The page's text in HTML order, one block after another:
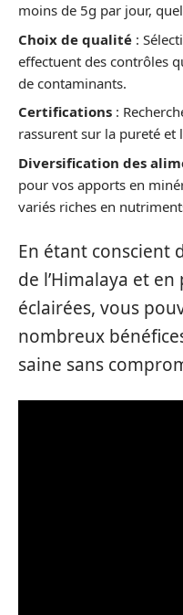
moins de 5g par jour,
Choix de qualité :
effectuent des contrôles
de contaminants.
Certifications :
rassurent sur la pureté et
Diversification des
pour vos apports en
variés riches en
En étant conscient
de l’Himalaya et
éclairées, vous
nombreux
saine sans